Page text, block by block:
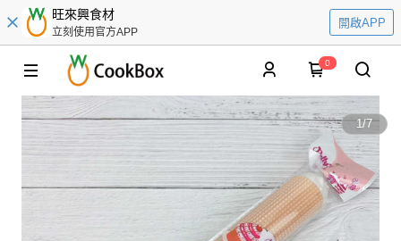
旺來興食材
立刻使用官方APP
開啟APP
0
1/7